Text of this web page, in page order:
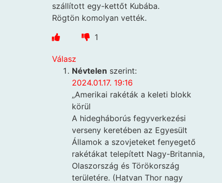
szállított egy-kettőt Kubába.
Rögtön komolyan vették.
1
Válasz
Névtelen szerint:
2024.01.17. 19:16
„Amerikai rakéták a keleti blokk
körül
A hidegháborús fegyverkezési
verseny keretében az Egyesült
Államok a szovjeteket fenyegető
rakétákat telepített Nagy-Britannia,
Olaszország és Törökország
területére. (Hatvan Thor nagy